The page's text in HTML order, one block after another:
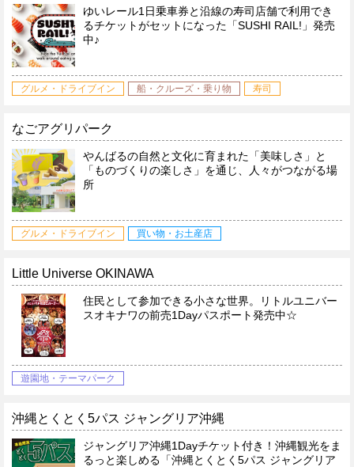
ゆいレール1日乗車券と沿線の寿司店舗で利用でき
るチケットがセットになった「SUSHI RAIL!」発売
中♪
グルメ・ドライブイン 船・クルーズ・乗り物 寿司
なごアグリパーク
やんばるの自然と文化に育まれた「美味しさ」と
「ものづくりの楽しさ」を通じ、人々がつながる場
所
グルメ・ドライブイン 買い物・お土産店
Little Universe OKINAWA
住民として参加できる小さな世界。リトルユニバー
スオキナワの前売1Dayパスポート発売中☆
遊園地・テーマパーク
沖縄とくとく5パス ジャングリア沖縄
ジャングリア沖縄1Dayチケット付き！沖縄観光をま
るっと楽しめる「沖縄とくとく5パス ジャングリア